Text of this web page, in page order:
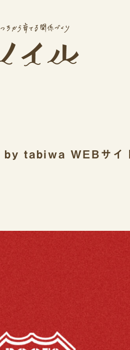
tabiwa WEBサイ